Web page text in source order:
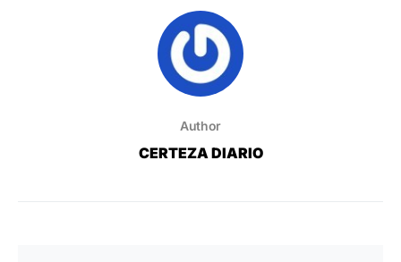
Author
CERTEZA DIARIO